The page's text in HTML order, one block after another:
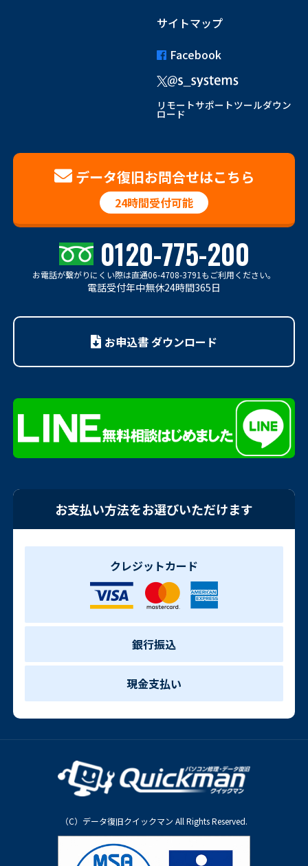
サイトマップ
Facebook
リモートサポートツールダウン
ロード
データ復旧お問合せはこちら
24時間受付可能
0120-775-200
お電話が繋がりにくい際は直通06-4708-3791もご利用ください。
電話受付年中無休24時間365日
お申込書 ダウンロード
お支払い方法をお選びいただけます
クレジットカード
銀行振込
現金支払い
（C）データ復旧クイックマン All Rights Reserved.